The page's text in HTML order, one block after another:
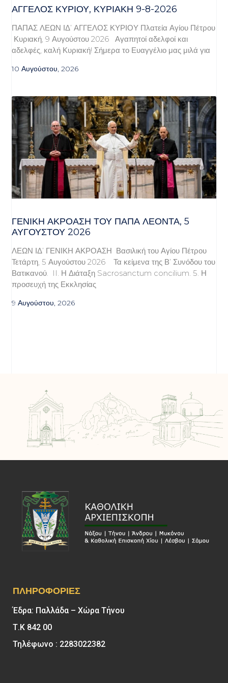
ΆΓΓΕΛΟΣ ΚΥΡΊΟΥ, ΚΥΡΙΑΚΉ 9-8-2026
ΠΑΠΑΣ ΛΕΩΝ ΙΔ’ ΑΓΓΕΛΟΣ ΚΥΡΙΟΥ Πλατεία Αγίου Πέτρου
Κυριακή, 9 Αυγούστου 2026 Αγαπητοί αδελφοί και
αδελφές, καλή Κυριακή! Σήμερα το Ευαγγέλιο μας μιλά για
10 Αυγούστου, 2026
ΓΕΝΙΚΉ ΑΚΡΌΑΣΗ ΤΟΥ ΠΆΠΑ ΛΈΟΝΤΑ, 5
ΑΥΓΟΎΣΤΟΥ 2026
ΛΕΩΝ ΙΔ’ ΓΕΝΙΚΗ ΑΚΡΟΑΣΗ Βασιλική του Αγίου Πέτρου
Τετάρτη, 5 Αυγούστου 2026 Τα κείμενα της Β’ Συνόδου του
Βατικανού. II. Η Διάταξη Sacrosanctum concilium. 5. Η
προσευχή της Εκκλησίας
9 Αυγούστου, 2026
ΠΛΗΡΟΦΟΡΊΕΣ
Έδρα: Παλλάδα – Χώρα Τήνου
Τ.Κ 842 00
Τηλέφωνο : 2283022382